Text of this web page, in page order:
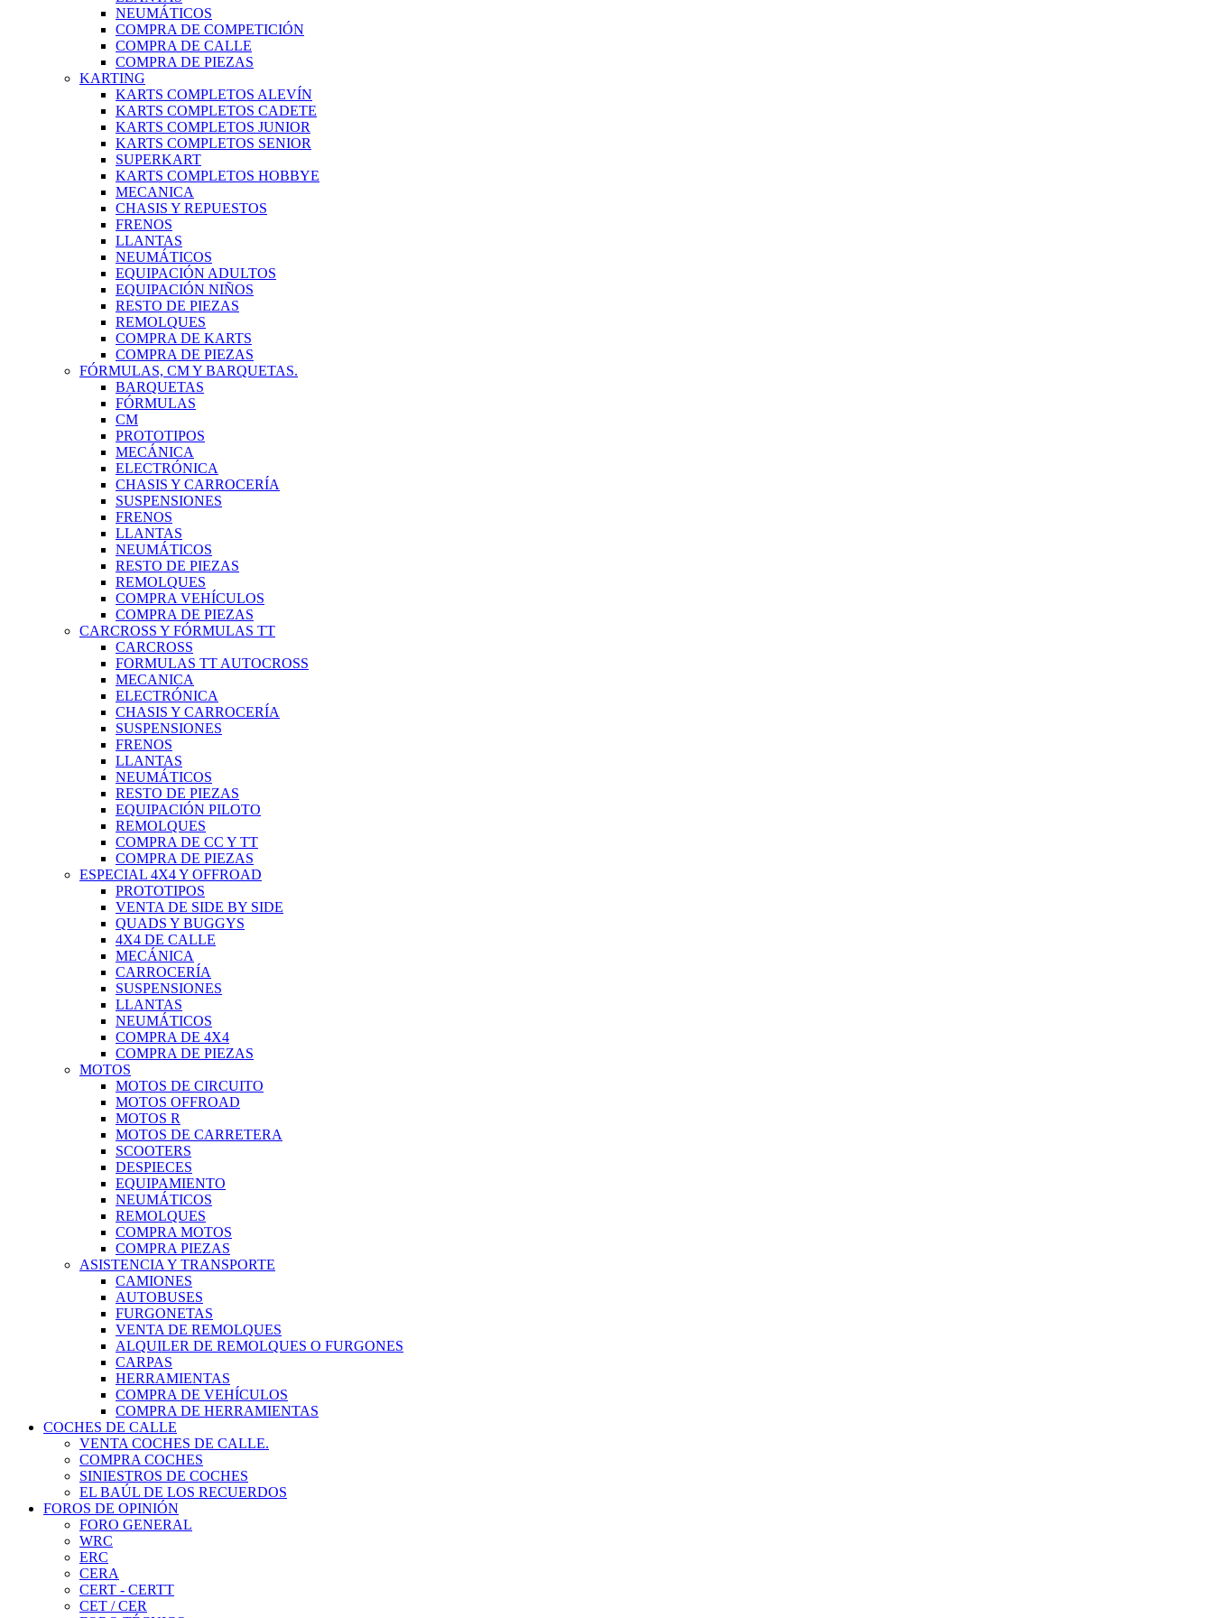
NEUMÁTICOS
COMPRA DE COMPETICIÓN
COMPRA DE CALLE
COMPRA DE PIEZAS
KARTING
KARTS COMPLETOS ALEVÍN
KARTS COMPLETOS CADETE
KARTS COMPLETOS JUNIOR
KARTS COMPLETOS SENIOR
SUPERKART
KARTS COMPLETOS HOBBYE
MECANICA
CHASIS Y REPUESTOS
FRENOS
LLANTAS
NEUMÁTICOS
EQUIPACIÓN ADULTOS
EQUIPACIÓN NIÑOS
RESTO DE PIEZAS
REMOLQUES
COMPRA DE KARTS
COMPRA DE PIEZAS
FÓRMULAS, CM Y BARQUETAS.
BARQUETAS
FÓRMULAS
CM
PROTOTIPOS
MECÁNICA
ELECTRÓNICA
CHASIS Y CARROCERÍA
SUSPENSIONES
FRENOS
LLANTAS
NEUMÁTICOS
RESTO DE PIEZAS
REMOLQUES
COMPRA VEHÍCULOS
COMPRA DE PIEZAS
CARCROSS Y FÓRMULAS TT
CARCROSS
FORMULAS TT AUTOCROSS
MECANICA
ELECTRÓNICA
CHASIS Y CARROCERÍA
SUSPENSIONES
FRENOS
LLANTAS
NEUMÁTICOS
RESTO DE PIEZAS
EQUIPACIÓN PILOTO
REMOLQUES
COMPRA DE CC Y TT
COMPRA DE PIEZAS
ESPECIAL 4X4 Y OFFROAD
PROTOTIPOS
VENTA DE SIDE BY SIDE
QUADS Y BUGGYS
4X4 DE CALLE
MECÁNICA
CARROCERÍA
SUSPENSIONES
LLANTAS
NEUMÁTICOS
COMPRA DE 4X4
COMPRA DE PIEZAS
MOTOS
MOTOS DE CIRCUITO
MOTOS OFFROAD
MOTOS R
MOTOS DE CARRETERA
SCOOTERS
DESPIECES
EQUIPAMIENTO
NEUMÁTICOS
REMOLQUES
COMPRA MOTOS
COMPRA PIEZAS
ASISTENCIA Y TRANSPORTE
CAMIONES
AUTOBUSES
FURGONETAS
VENTA DE REMOLQUES
ALQUILER DE REMOLQUES O FURGONES
CARPAS
HERRAMIENTAS
COMPRA DE VEHÍCULOS
COMPRA DE HERRAMIENTAS
COCHES DE CALLE
VENTA COCHES DE CALLE.
COMPRA COCHES
SINIESTROS DE COCHES
EL BAÚL DE LOS RECUERDOS
FOROS DE OPINIÓN
FORO GENERAL
WRC
ERC
CERA
CERT - CERTT
CET / CER